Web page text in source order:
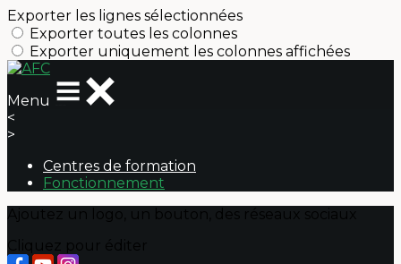
Exporter les lignes sélectionnées
Exporter toutes les colonnes
Exporter uniquement les colonnes affichées
Menu
<
>
Centres de formation
Fonctionnement